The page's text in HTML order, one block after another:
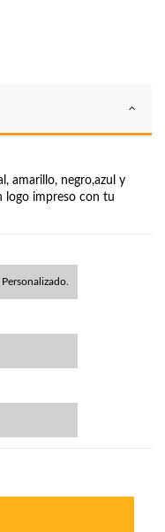
amarillo, negro,azul y
logo impreso con tu